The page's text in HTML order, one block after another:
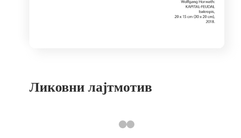
Ликовни лајтмотив